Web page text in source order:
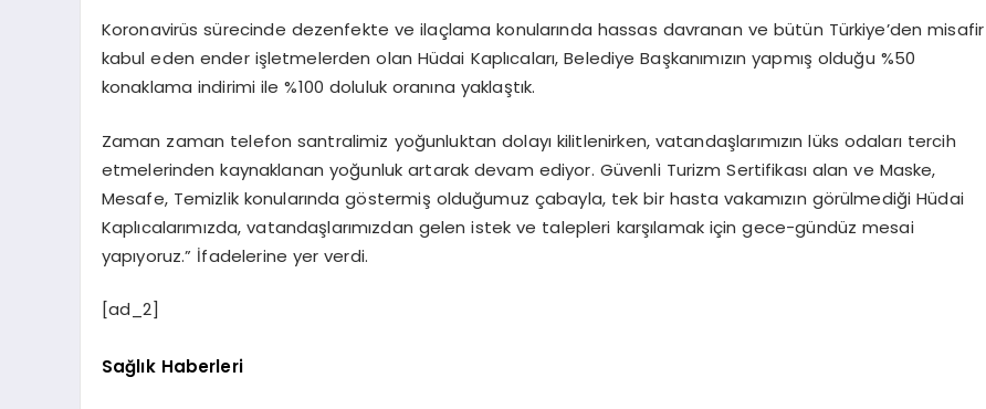
Koronavirüs sürecinde dezenfekte ve ilaçlama konularında hassas davranan ve bütün Türkiye’den misafir
kabul eden ender işletmelerden olan Hüdai Kaplıcaları, Belediye Başkanımızın yapmış olduğu %50
konaklama indirimi ile %100 doluluk oranına yaklaştık.
Zaman zaman telefon santralimiz yoğunluktan dolayı kilitlenirken, vatandaşlarımızın lüks odaları tercih
etmelerinden kaynaklanan yoğunluk artarak devam ediyor. Güvenli Turizm Sertifikası alan ve Maske,
Mesafe, Temizlik konularında göstermiş olduğumuz çabayla, tek bir hasta vakamızın görülmediği Hüdai
Kaplıcalarımızda, vatandaşlarımızdan gelen istek ve talepleri karşılamak için gece-gündüz mesai
yapıyoruz.” İfadelerine yer verdi.
[ad_2]
Sağlık Haberleri